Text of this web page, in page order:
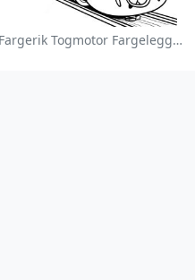
Fargerik Togmotor Fargeleggingsside